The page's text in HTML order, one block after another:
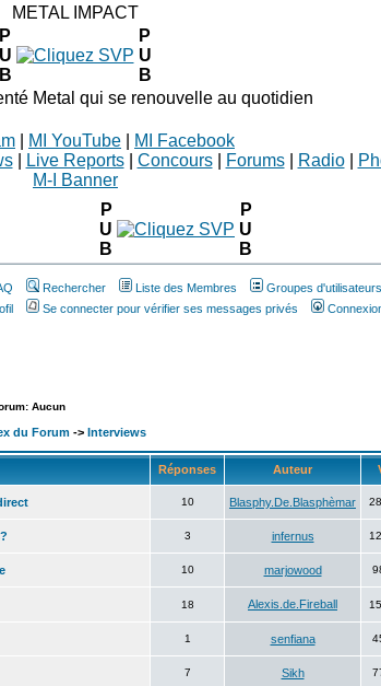
METAL IMPACT
P
U
B
P
U
B
Metal qui se renouvelle au quotidien
MI YouTube
MI Facebook
| Live Reports| Concours| Forums| Radio|
M-I Banner
P
U
B
P
U
B
Rechercher Liste des Membres
Groupes d'utilisateurs
Se connecter pour vérifier ses messages privés
Aucun
du Forum -> Interviews
Réponses Auteur
10 Blasphy.De.Blasphèmar
3 infernus
10 marjowood
18 Alexis.de.Fireball
1 senfiana
7 Sikh